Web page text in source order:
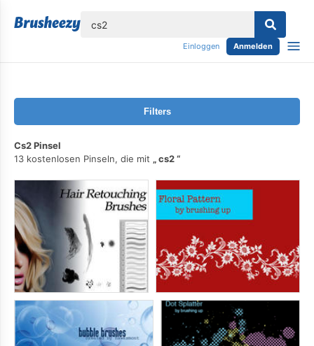
Einloggen Anmelden
Filters
Cs2 Pinsel
13 kostenlosen Pinseln, die mit
cs2